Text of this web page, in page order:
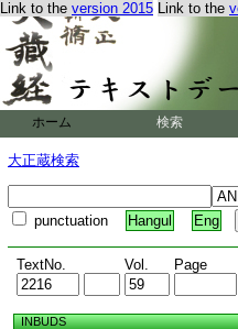
Link to the version 2015 Link to the
ホーム 検索
大正蔵検索
punctuation Hangul Eng
TextNo. Vol. Page
INBUDS